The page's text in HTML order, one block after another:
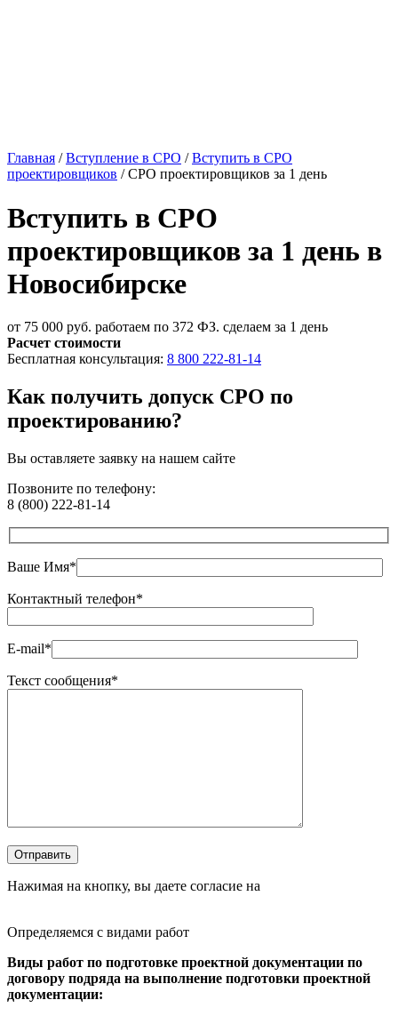
Главная /Вступление в СРО /Вступить в СРО
проектировщиков /СРО проектировщиков за 1 день
Вступить в СРО
проектировщиков за 1 день в
Новосибирске
от 75 000 руб. работаем по 372 ФЗ. сделаем за 1 день
Расчет стоимости
Бесплатная консультация: 8 800 222-81-14
Как получить допуск СРО по
проектированию?
Вы оставляете заявку на нашем сайте
Позвоните по телефону:
8 (800) 222-81-14
Ваше Имя*
Контактный телефон*
E-mail*
Текст сообщения*
Оставьте это поле пустым.
Отправить
Нажимая на кнопку, вы даете согласие на
Определяемся с видами работ
Виды работ по подготовке проектной документации по
договору подряда на выполнение подготовки проектной
документации: